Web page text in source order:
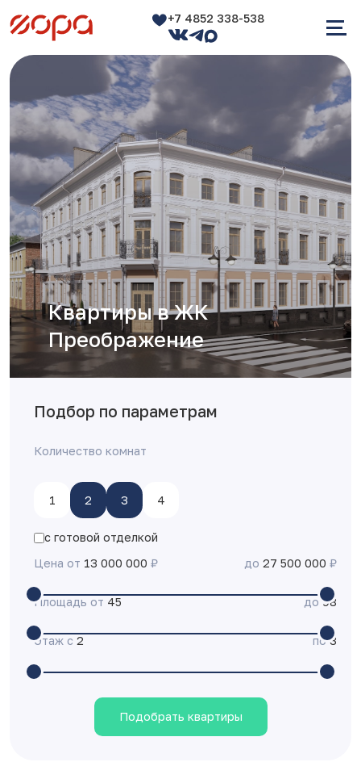
+7 4852 338-538
Квартиры в ЖК
Преображение
Подбор по параметрам
Количество комнат
1 2 3 4
с готовой отделкой
Цена от 13 000 000 ₽ до 27 500 000 ₽
Площадь от 45 до98
Этаж с 2 по3